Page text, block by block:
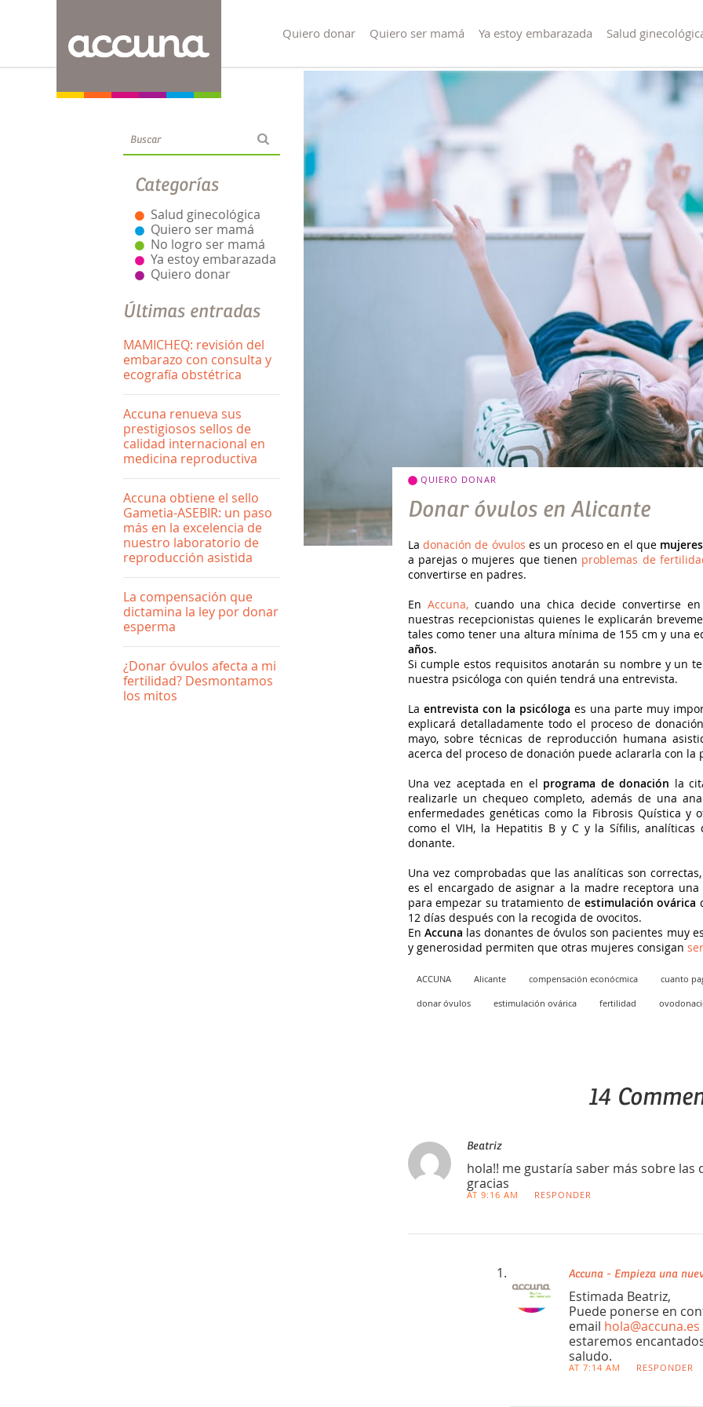
Quiero donar Quiero ser mamá Ya estoy embarazada Salud
Categorías
Salud ginecológica
Quiero ser mamá
No logro ser mamá
Ya estoy embarazada
Quiero donar
Últimas entradas
MAMICHEQ: revisión del
embarazo con consulta y
ecografía obstétrica
Accuna renueva sus
prestigiosos sellos de
calidad internacional en
medicina reproductiva
Accuna obtiene el sello
Gametia-ASEBIR: un paso
más en la excelencia de
nuestro laboratorio de
reproducción asistida
La compensación que
dictamina la ley por donar
esperma
¿Donar óvulos afecta a mi
fertilidad? Desmontamos
los mitos
QUIERO DONAR
Donar óvulos en Alicante
La donación de óvulos es un proceso en el que
a parejas o mujeres que tienen problemas de
convertirse en padres.
En Accuna,cuando una chica decide convertirse
nuestras recepcionistas quienes le explicarán
tales como tener una altura mínima de 155 cm y una
años.
Si cumple estos requisitos anotarán su nombre y un
nuestra psicóloga con quién tendrá una entrevista.
La entrevista con la psicóloga es una parte muy
explicará detalladamente todo el proceso de
mayo, sobre técnicas de reproducción humana
acerca del proceso de donación puede aclararla con la
Una vez aceptada en el programa de donación la
realizarle un chequeo completo, además de una
enfermedades genéticas como la Fibrosis Quística y
como el VIH, la Hepatitis B y C y la Sífilis,
donante.
Una vez comprobadas que las analíticas son
es el encargado de asignar a la madre receptora
para empezar su tratamiento de estimulación ovárica
12 días después con la recogida de ovocitos.
En Accuna las donantes de óvulos son pacientes muy
y generosidad permiten que otras mujeres consigan
ACCUNA Alicante compensación econócmica cuanto
donar óvulos estimulación ovárica fertilidad
14
Beatriz
hola!! me gustaría saber más sobre las
gracias
AT 9:16 AM RESPONDER
Accuna - Empieza una
Estimada Beatriz,
Puede ponerse en
email hola@accuna.es
estaremos
saludo.
AT 7:14 AM RESPONDER